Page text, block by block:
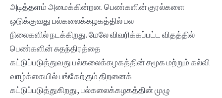
அடித்தளம் அமைக்கின்றன. பெண்களின் குரல்களை
ஒடுக்குவது பல்கலைக்கழகத்தில் பல
நிலைகளில் நடக்கிறது. மேலே விவரிக்கப்பட்ட விதத்தில்
பெண்களின் சுதந்திரத்தை
கட்டுப்படுத்துவது பல்கலைக்கழகத்தின் சமூக மற்றும் கல்வி
வாழ்க்கையில் பங்கேற்கும் திறனைக்
கட்டுப்படுத்துகிறது, பல்கலைக்கழகத்தின் முழு